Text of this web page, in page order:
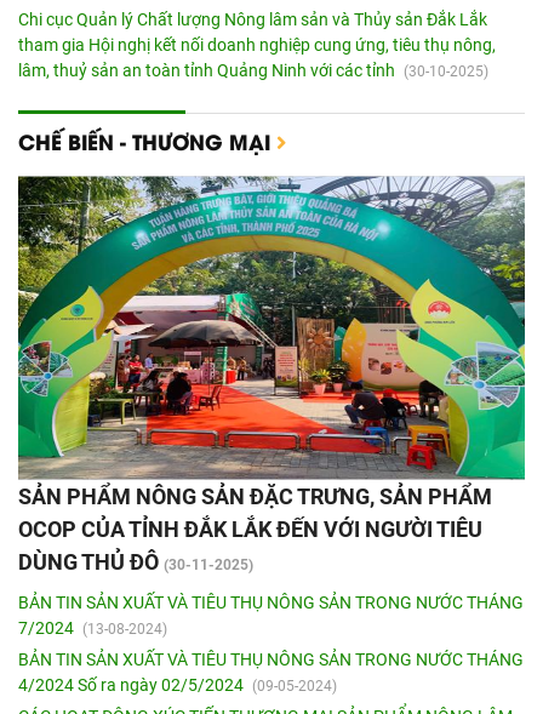
Chi cục Quản lý Chất lượng Nông lâm sản và Thủy sản Đắk Lắk
tham gia Hội nghị kết nối doanh nghiệp cung ứng, tiêu thụ nông,
lâm, thuỷ sản an toàn tỉnh Quảng Ninh với các tỉnh
(30-10-2025)
CHẾ BIẾN - THƯƠNG MẠI
SẢN PHẨM NÔNG SẢN ĐẶC TRƯNG, SẢN PHẨM
OCOP CỦA TỈNH ĐẮK LẮK ĐẾN VỚI NGƯỜI TIÊU
DÙNG THỦ ĐÔ (30-11-2025)
BẢN TIN SẢN XUẤT VÀ TIÊU THỤ NÔNG SẢN TRONG NƯỚC THÁNG
7/2024 (13-08-2024)
BẢN TIN SẢN XUẤT VÀ TIÊU THỤ NÔNG SẢN TRONG NƯỚC THÁNG
4/2024 Số ra ngày 02/5/2024 (09-05-2024)